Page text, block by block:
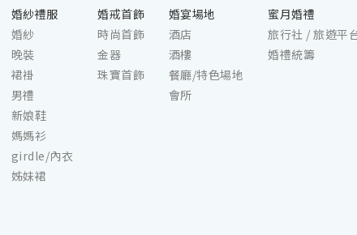
婚紗禮服
婚紗
晚裝
裙褂
男禮
新娘鞋
媽媽衫
girdle/內衣
姊妹裙
婚戒首飾
時尚首飾
金器
珠寶首飾
婚宴場地
酒店
酒樓
餐廳/特色場地
會所
蜜月婚禮
旅行社 / 旅遊平
婚禮統籌